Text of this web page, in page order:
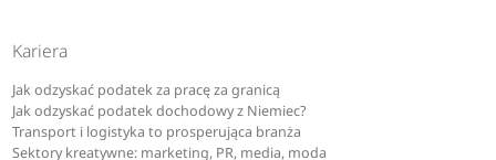
Kariera
Jak odzyskać podatek za pracę za granicą
Jak odzyskać podatek dochodowy z Niemiec?
Transport i logistyka to prosperująca branża
Sektory kreatywne: marketing, PR, media, moda